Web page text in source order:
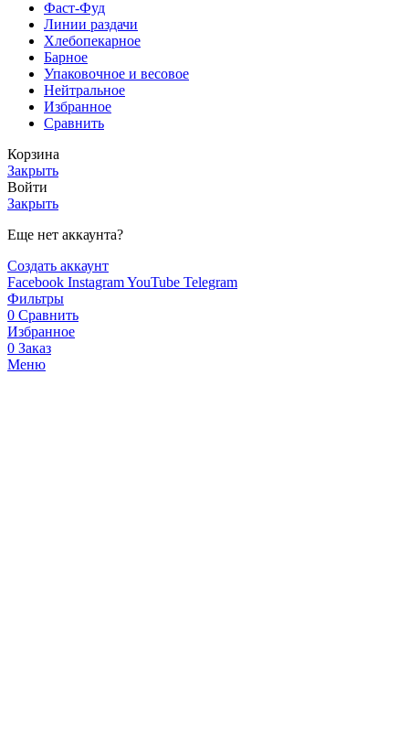
Фаст-Фуд
Линии раздачи
Хлебопекарное
Барное
Упаковочное и весовое
Нейтральное
Избранное
Сравнить
Корзина
Закрыть
Войти
Закрыть
Еще нет аккаунта?
Создать аккаунт
Facebook InstagramYouTube Telegram
Фильтры
0 Сравнить
Избранное
0 Заказ
Меню